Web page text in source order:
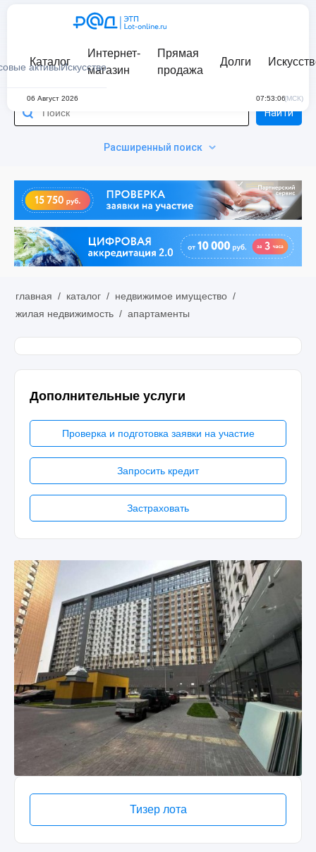
активыИскусство
Каталог
Интернет-
магазин
Прямая
продажа
Долги
06 Август 2026 07:53:06(МСК)
Расширенный поиск
Найти
главная / каталог / недвижимое имущество /
жилая недвижимость / апартаменты
Дополнительные услуги
Проверка и подготовка заявки на участие
Запросить кредит
Застраховать
Тизер лота